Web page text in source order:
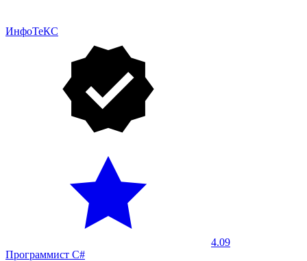
ИнфоТеКС
4.09
Программист C#